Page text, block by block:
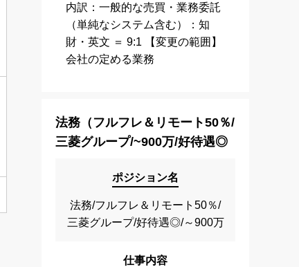
内訳：一般的な売買・業務委託
（単純なシステム含む）：知
財・英文 ＝ 9:1 【変更の範囲】
会社の定める業務
法務（フルフレ＆リモート50％/
三菱グループ/~900万/好待遇◎
ポジション名
法務/フルフレ＆リモート50％/
三菱グループ/好待遇◎/～900万
仕事内容